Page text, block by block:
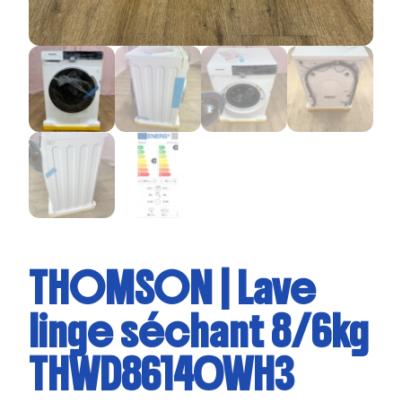
THOMSON | Lave
linge séchant 8/6kg
THWD86140WH3